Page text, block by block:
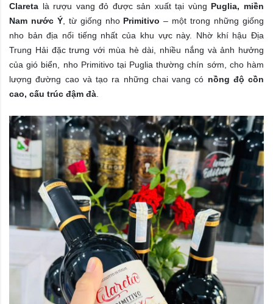
Clareta là rượu vang đỏ được sản xuất tại vùng Puglia, miền
Nam nước Ý, từ giống nho Primitivo – một trong những giống
nho bản địa nổi tiếng nhất của khu vực này. Nhờ khí hậu Địa
Trung Hải đặc trưng với mùa hè dài, nhiều nắng và ảnh hưởng
của gió biển, nho Primitivo tại Puglia thường chín sớm, cho hàm
lượng đường cao và tạo ra những chai vang có nồng độ cồn
cao, cấu trúc đậm đà